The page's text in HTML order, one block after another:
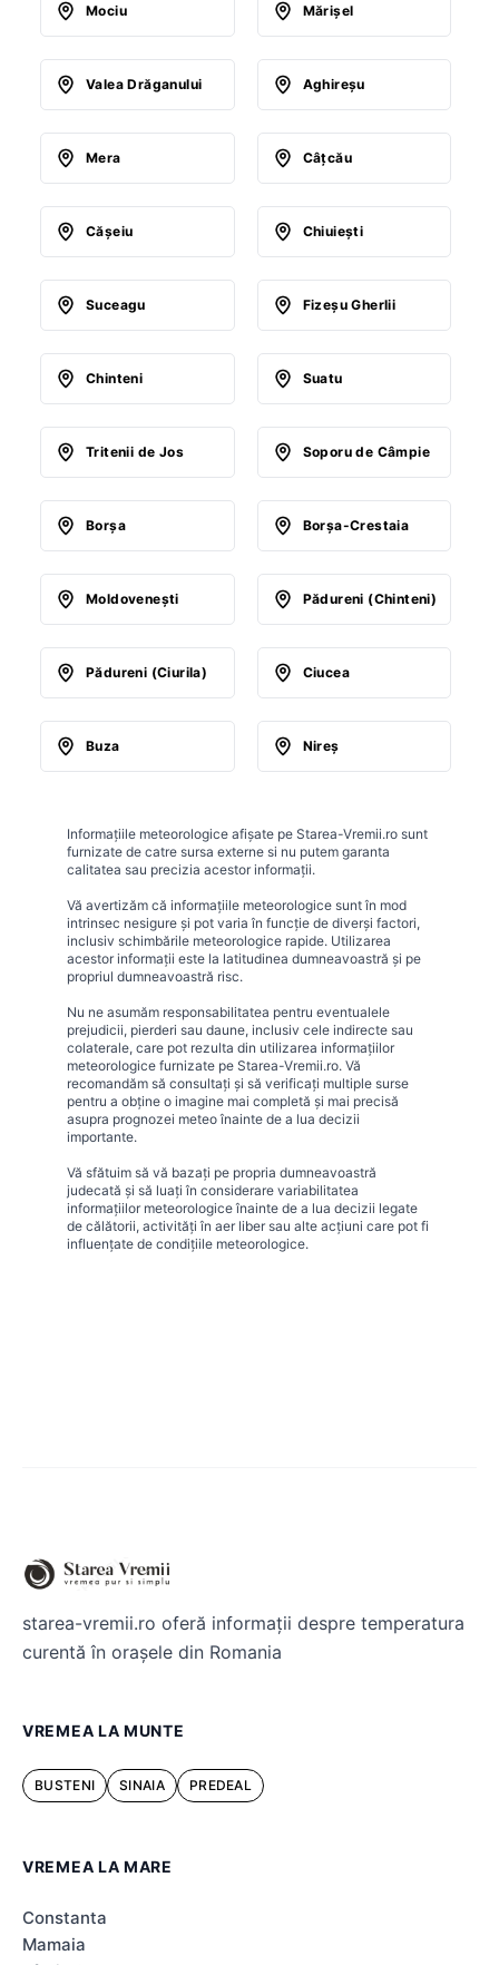
Mociu Mărişel
Valea Drăganului Aghireşu
Mera Câţcău
Căşeiu Chiuieşti
Suceagu Fizeşu Gherlii
Chinteni Suatu
Tritenii de Jos Soporu de Câmpie
Borşa Borşa-Crestaia
Moldoveneşti Pădureni (Chinteni)
Pădureni (Ciurila) Ciucea
Buza Nireş
Informațiile meteorologice afișate pe Starea-Vremii.ro sunt
furnizate de catre sursa externe si nu putem garanta
calitatea sau precizia acestor informații.
Vă avertizăm că informațiile meteorologice sunt în mod
intrinsec nesigure și pot varia în funcție de diverși factori,
inclusiv schimbările meteorologice rapide. Utilizarea
acestor informații este la latitudinea dumneavoastră și pe
propriul dumneavoastră risc.
Nu ne asumăm responsabilitatea pentru eventualele
prejudicii, pierderi sau daune, inclusiv cele indirecte sau
colaterale, care pot rezulta din utilizarea informațiilor
meteorologice furnizate pe Starea-Vremii.ro. Vă
recomandăm să consultați și să verificați multiple surse
pentru a obține o imagine mai completă și mai precisă
asupra prognozei meteo înainte de a lua decizii
importante.
Vă sfătuim să vă bazați pe propria dumneavoastră
judecată și să luați în considerare variabilitatea
informațiilor meteorologice înainte de a lua decizii legate
de călătorii, activități în aer liber sau alte acțiuni care pot fi
influențate de condițiile meteorologice.
starea-vremii.ro oferă informații despre temperatura
curentă în orașele din Romania
VREMEA LA MUNTE
BUSTENI SINAIA PREDEAL
VREMEA LA MARE
Constanta
Mamaia